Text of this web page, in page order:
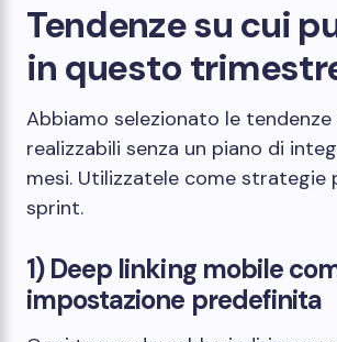
Tendenze su cui
in questo
Abbiamo selezionato le
realizzabili senza un piano di
mesi. Utilizzatele come strategie
sprint.
1) Deep linking mobile
impostazione predefinita